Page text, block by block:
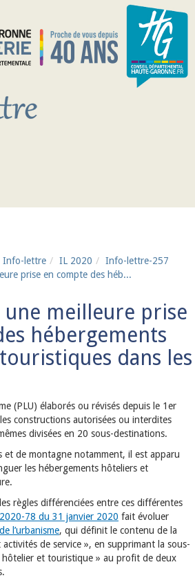
Info-lettre IL 2020
Info-lettre-257
prise en compte des héb...
une meilleure prise
hébergements
dans les
(PLU) élaborés ou révisés depuis le 1er
constructions autorisées ou interdites
divisées en 20 sous-destinations.
et de montagne notamment, il est apparu
les hébergements hôteliers et
règles différenciées entre ces différentes
78 du 31 janvier 2020 fait évoluer
l’urbanisme, qui définit le contenu de la
de service », en supprimant la sous-
et touristique » au profit de deux